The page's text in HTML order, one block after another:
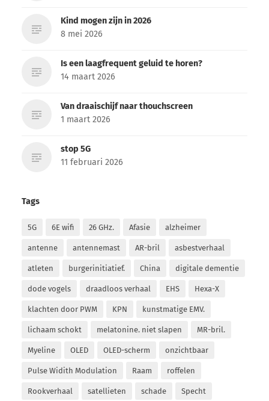
Kind mogen zijn in 2026
8 mei 2026
Is een laagfrequent geluid te horen?
14 maart 2026
Van draaischijf naar thouchscreen
1 maart 2026
stop 5G
11 februari 2026
Tags
5G 6E wifi 26 GHz. Afasie alzheimer
antenne antennemast AR-bril asbestverhaal
atleten burgerinitiatief. China digitale dementie
dode vogels draadloos verhaal EHS Hexa-X
klachten door PWM KPN kunstmatige EMV.
lichaam schokt melatonine. niet slapen MR-bril.
Myeline OLED OLED-scherm onzichtbaar
Pulse Widith Modulation Raam roffelen
Rookverhaal satellieten schade Specht